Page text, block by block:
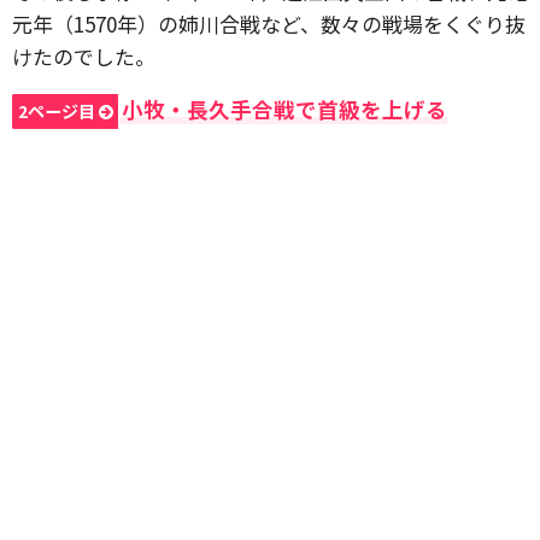
元年（1570年）の姉川合戦など、数々の戦場をくぐり抜
けたのでした。
2ページ目 小牧・長久手合戦で首級を上げる